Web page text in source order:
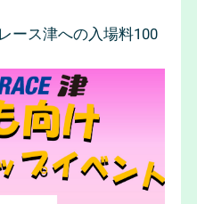
ース津への入場料100